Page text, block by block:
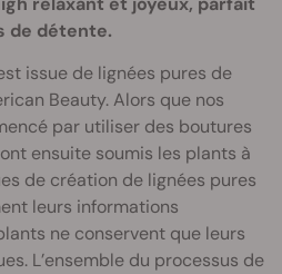
de détente.
issue de lignées pures de
Beauty. Alors que nos
par utiliser des boutures
ensuite soumis les plants à
de création de lignées pures
leurs informations
ne conservent que leurs
L’ensemble du processus de